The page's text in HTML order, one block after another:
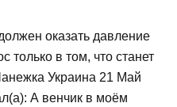
оказать давление
в том, что станет
Украина 21 Май
А венчик в моём